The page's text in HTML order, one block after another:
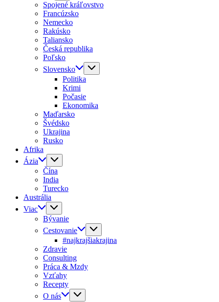
Spojené kráľovstvo
Francúzsko
Nemecko
Rakúsko
Taliansko
Česká republika
Poľsko
Slovensko
Politika
Krimi
Počasie
Ekonomika
Maďarsko
Švédsko
Ukrajina
Rusko
Afrika
Ázia
Čína
India
Turecko
Austrália
Viac
Bývanie
Cestovanie
#najkrajšiakrajina
Zdravie
Consulting
Práca & Mzdy
Vzťahy
Recepty
O nás